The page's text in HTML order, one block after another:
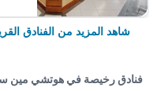
شاهد المزيد من الفنادق
فنادق رخيصة في هوتشي مين